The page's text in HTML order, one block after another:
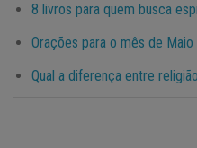
8 livros para quem busca
Orações para o mês de
Qual a diferença entre